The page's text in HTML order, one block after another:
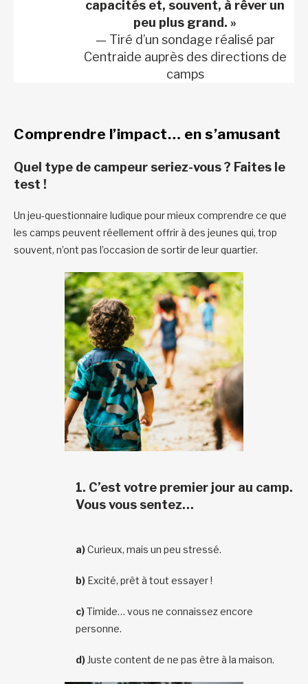
capacités et, souvent, à rêver un
peu plus grand. »
— Tiré d’un sondage réalisé par
Centraide auprès des directions de
camps
Comprendre l’impact… en s’amusant
Quel type de campeur seriez-vous ? Faites le
test !
Un jeu-questionnaire ludique pour mieux comprendre ce que
les camps peuvent réellement offrir à des jeunes qui, trop
souvent, n’ont pas l’occasion de sortir de leur quartier.
1. C’est votre premier jour au camp.
Vous vous sentez…
a)Curieux, mais un peu stressé.
b) Excité, prêt à tout essayer !
c)Timide… vous ne connaissez encore
personne.
d) Juste content de ne pas être à la maison.